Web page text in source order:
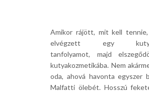
Amikor rájött, mit kell tennie,
elvégzett egy
tanfolyamot, majd
kutyakozmetikába. Nem
oda, ahová havonta egyszer
Malfatti ölebét. Hosszú